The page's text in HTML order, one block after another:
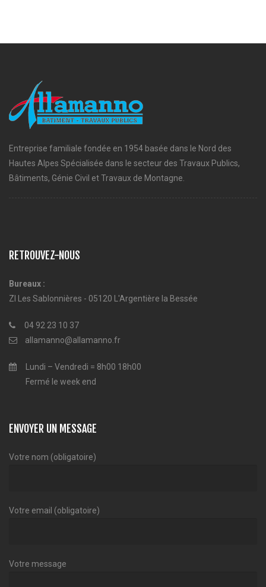
Entreprise familiale fondée en 1954 basée dans le Nord des
Hautes Alpes Spécialisée dans le secteur des Travaux Publics,
Bâtiments, Génie Civil et Travaux de Montagne.
RETROUVEZ-NOUS
Bureaux :
ZI Les Sablonnières - 05120 L'Argentière la Bessée
04 92 23 10 37
allamanno@allamanno.fr
Lundi – Vendredi = 8h00 18h00
Fermé le week end
ENVOYER UN MESSAGE
Votre nom (obligatoire)
Votre email (obligatoire)
Votre message